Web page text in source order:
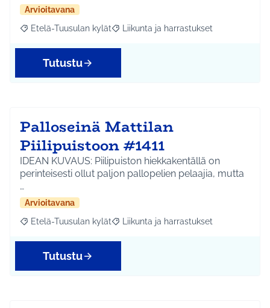
Arvioitavana
Rajaa tulokset aihepiirin mukaan: Etelä-Tuusulan kylät
Etelä-Tuusulan kylät Rajaa tulokset teeman mukaan:
Liikunta ja harrastukset
Tutustu
Palloseinä Mattilan
Piilipuistoon #1411
IDEAN KUVAUS: Piilipuiston hiekkakentällä on
perinteisesti ollut paljon pallopelien pelaajia, mutta
…
Arvioitavana
Rajaa tulokset aihepiirin mukaan: Etelä-Tuusulan kylät
Etelä-Tuusulan kylät Rajaa tulokset teeman mukaan:
Liikunta ja harrastukset
Tutustu